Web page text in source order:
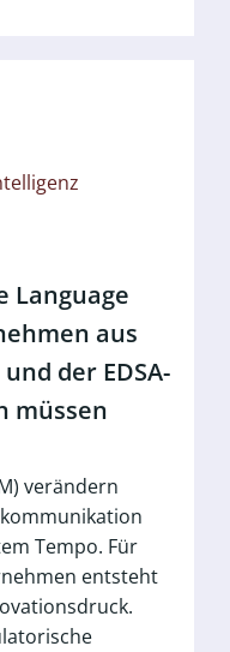
Language
aus
der EDSA-
müssen
verändern
Tempo. Für
entsteht